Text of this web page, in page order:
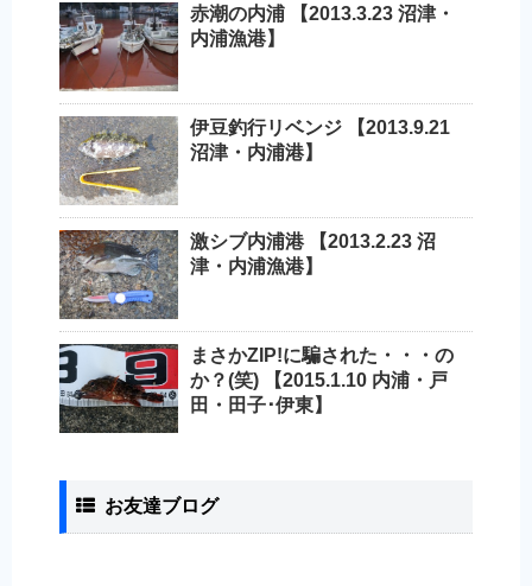
赤潮の内浦 【2013.3.23 沼津・
内浦漁港】
伊豆釣行リベンジ 【2013.9.21
沼津・内浦港】
激シブ内浦港 【2013.2.23 沼
津・内浦漁港】
まさかZIP!に騙された・・・の
か？(笑) 【2015.1.10 内浦・戸
田・田子･伊東】
お友達ブログ